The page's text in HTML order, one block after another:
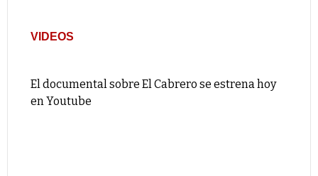
VIDEOS
El documental sobre El Cabrero se estrena hoy
en Youtube